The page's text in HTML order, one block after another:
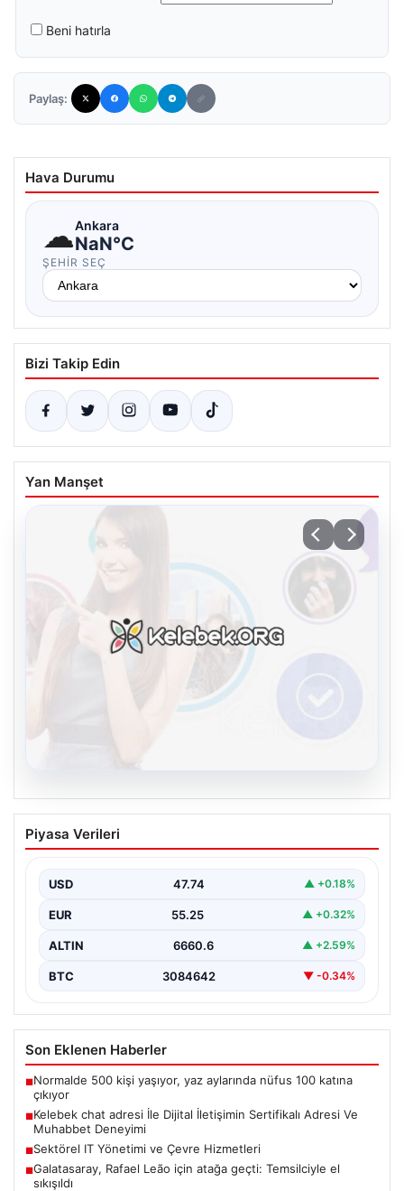
Beni hatırla
Paylaş:
Hava Durumu
☁Ankara
NaN°C
ŞEHIR SEÇ
Bizi Takip Edin
Yan Manşet
Kelebek chat adresi İle Dijital İletişimin
Sertifikalı Adresi Ve Muhabbet
İnternet çağında bireylerin güvenli bir tarzda irtibat
Piyasa Verileri
USD 47.74 ▲ +0.18%
EUR 55.25 ▲ +0.32%
ALTIN 6660.6 ▲ +2.59%
BTC 3084642 ▼ -0.34%
Son Eklenen Haberler
■Normalde 500 kişi yaşıyor, yaz aylarında nüfus 100 katına
çıkıyor
■Kelebek chat adresi İle Dijital İletişimin Sertifikalı Adresi Ve
Muhabbet Deneyimi
■Sektörel IT Yönetimi ve Çevre Hizmetleri
■Galatasaray, Rafael Leão için atağa geçti: Temsilciyle el
sıkışıldı